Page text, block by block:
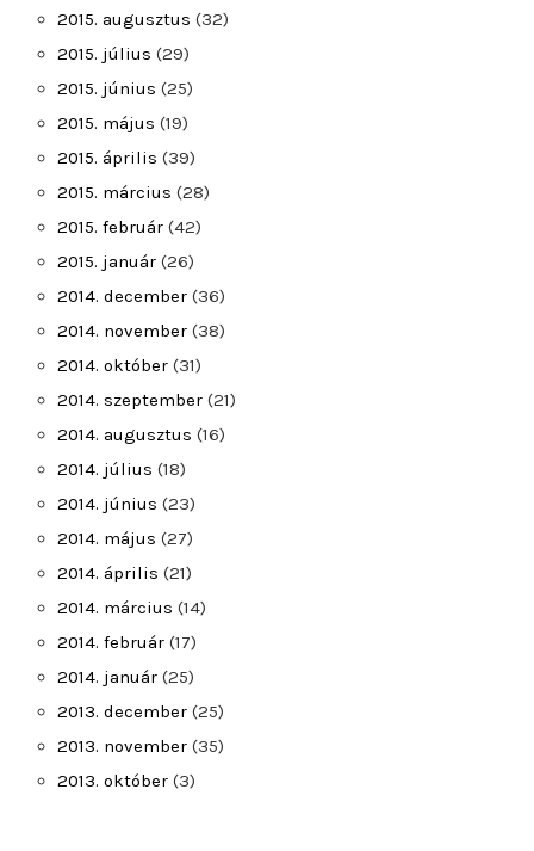
2015. augusztus (32)
2015. július (29)
2015. június (25)
2015. május (19)
2015. április (39)
2015. március (28)
2015. február (42)
2015. január (26)
2014. december (36)
2014. november (38)
2014. október (31)
2014. szeptember (21)
2014. augusztus (16)
2014. július (18)
2014. június (23)
2014. május (27)
2014. április (21)
2014. március (14)
2014. február (17)
2014. január (25)
2013. december (25)
2013. november (35)
2013. október (3)